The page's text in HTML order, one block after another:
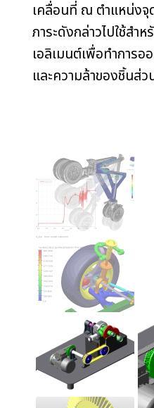
เคลื่อนที่ ณ ตำแหน่ง
ภาระดังกล่าวไปใช้สำ
เอลิเมนต์เพื่อทำการ
และความล้าของชิ้นส่ว